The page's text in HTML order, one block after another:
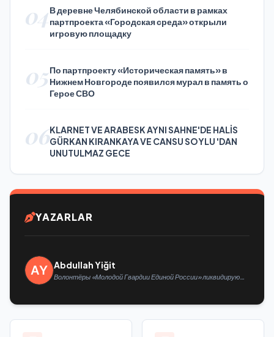
04В деревне Челябинской области в рамках
партпроекта «Городская среда» открыли
игровую площадку
05По партпроекту «Историческая память» в
Нижнем Новгороде появился мурал в память о
Герое СВО
06KLARNET VE ARABESK AYNI SAHNE'DE HALİS
GÜRKAN KIRANKAYA VE CANSU SOYLU 'DAN
UNUTULMAZ GECE
YAZARLAR
Abdullah Yiğit
Волонтёры «Молодой Гвардии Единой России» ликвидируют